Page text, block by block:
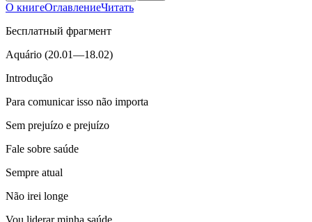
О книгеОглавлениеЧитать
Бесплатный фрагмент
Aquário (20.01—18.02)
Introdução
Para comunicar isso não importa
Sem prejuízo e prejuízo
Fale sobre saúde
Sempre atual
Não irei longe